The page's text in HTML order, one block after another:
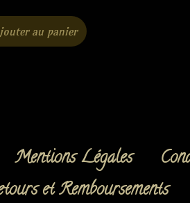
au panier
Mentions Légales
et Remboursements